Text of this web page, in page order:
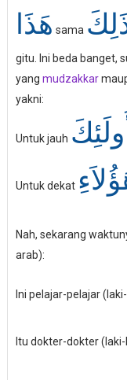
هَذَا sama
gitu. Ini beda banget,
yang mudzakkar
yakni:
Untuk jauh أُولَئِكَ
Untuk dekat
Nah, sekarang
arab):
Ini pelajar-pelajar
Itu dokter-dokter (laki-